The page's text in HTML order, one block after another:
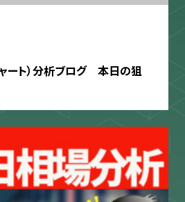
ート）分析ブログ 本日の狙